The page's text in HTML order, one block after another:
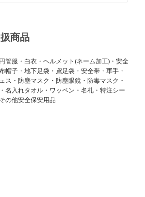
商品
管服・白衣・ヘルメット(ネーム加工)・安全
帽子・地下足袋・鳶足袋・安全帯・軍手・
ス・防塵マスク・防塵眼鏡・防毒マスク・
名入れタオル・ワッペン・名札・特注シー
の他安全保安用品